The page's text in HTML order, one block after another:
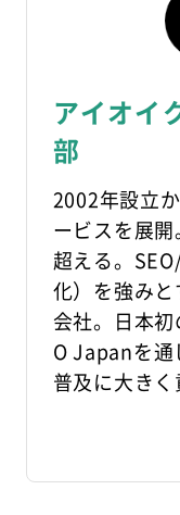
アイオイ
部
2002年設立
ービスを展
超える。
化）を強み
会社。日本
O Japanを通
普及に大きく